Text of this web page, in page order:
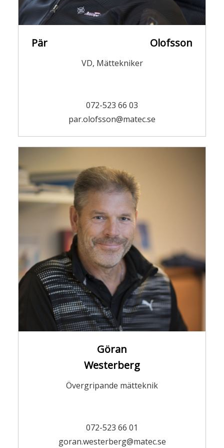
Pär Olofsson
VD, Mättekniker
072-523 66 03
par.olofsson@matec.se
Göran
Westerberg
Övergripande mätteknik
072-523 66 01
goran.westerberg@matec.se